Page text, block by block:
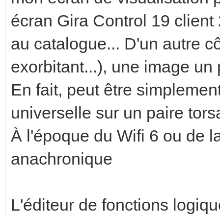
écran Gira Control 19
au catalogue... D'un autre
exorbitant...), une image
En fait, peut être
universelle sur un paire
À l'époque du Wifi 6 ou de
anachronique
L'éditeur de fonctions